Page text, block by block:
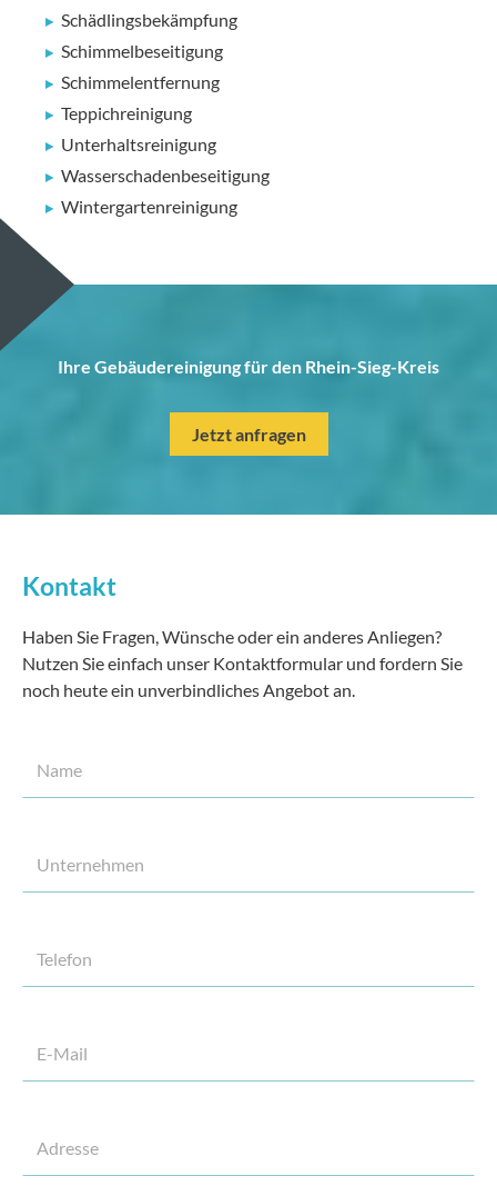
Schädlingsbekämpfung
Schimmelbeseitigung
Schimmelentfernung
Teppichreinigung
Unterhaltsreinigung
Wasserschadenbeseitigung
Wintergartenreinigung
Ihre Gebäudereinigung für den Rhein-Sieg-Kreis
Jetzt anfragen
Kontakt
Haben Sie Fragen, Wünsche oder ein anderes Anliegen?
Nutzen Sie einfach unser Kontaktformular und fordern Sie
noch heute ein unverbindliches Angebot an.